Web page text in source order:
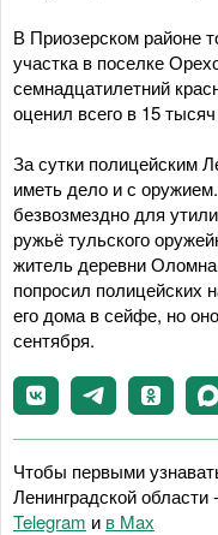
В Приозерском районе
участка в поселке
семнадцатилетний
оценил всего в 15
За сутки полицейским
иметь дело и с
безвозмездно для
ружьё тульского
житель деревни
попросил полицейских
его дома в сейфе, но
сентября.
Чтобы первыми
Ленинградской
Telegram и в Maх